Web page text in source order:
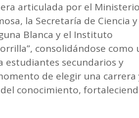
articulada por el
la Secretaría de Ciencia y
Blanca y el Instituto
consolidándose como
estudiantes secundarios y
de elegir una carrera
conocimiento,